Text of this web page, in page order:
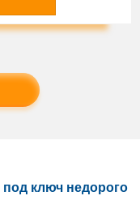
ключ недорого